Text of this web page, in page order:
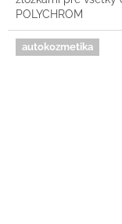
POLYCHROM
autokozmetika